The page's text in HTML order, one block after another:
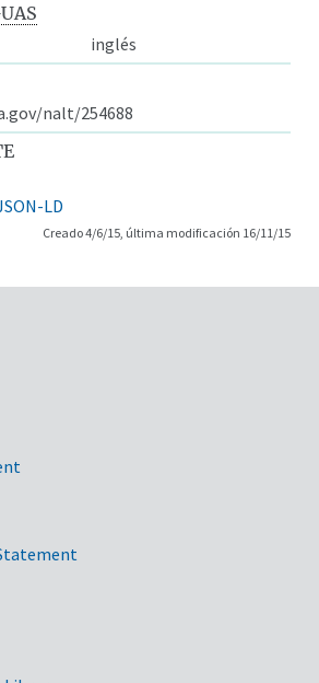
inglés
nalt/254688
LD
Creado 4/6/15, última modificación 16/11/15
Links